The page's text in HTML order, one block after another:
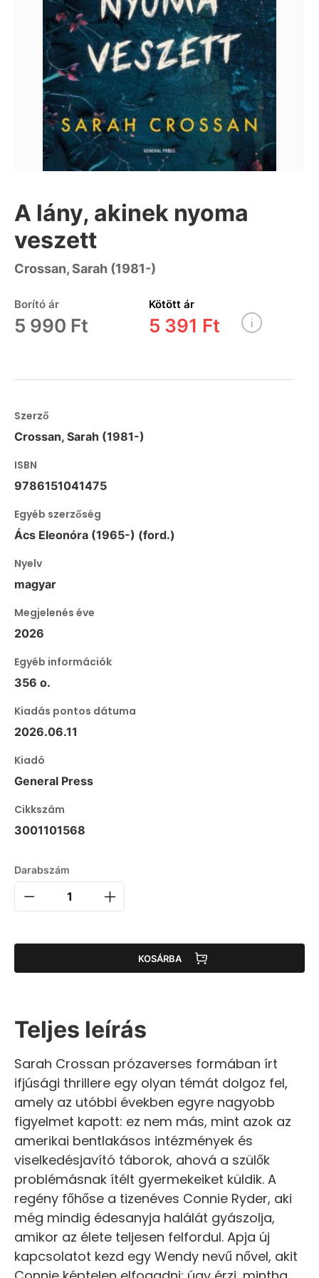
A lány, akinek nyoma
veszett
Crossan, Sarah (1981-)
Borító ár
5 990 Ft
Kötött ár
5 391 Ft
Szerző
Crossan, Sarah (1981-)
ISBN
9786151041475
Egyéb szerzőség
Ács Eleonóra (1965-) (ford.)
Nyelv
magyar
Megjelenés éve
2026
Egyéb információk
356 o.
Kiadás pontos dátuma
2026.06.11
Kiadó
General Press
Cikkszám
3001101568
Darabszám
KOSÁRBA
Teljes leírás
Sarah Crossan prózaverses formában írt
ifjúsági thrillere egy olyan témát dolgoz fel,
amely az utóbbi években egyre nagyobb
figyelmet kapott: ez nem más, mint azok az
amerikai bentlakásos intézmények és
viselkedésjavító táborok, ahová a szülők
problémásnak ítélt gyermekeiket küldik. A
regény főhőse a tizenéves Connie Ryder, aki
még mindig édesanyja halálát gyászolja,
amikor az élete teljesen felfordul. Apja új
kapcsolatot kezd egy Wendy nevű nővel, akit